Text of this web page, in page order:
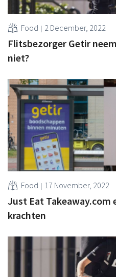
Food 2 December, 2022
Flitsbezorger Getir
niet?
Food 17 November, 2022
Just Eat Takeaway.com
krachten